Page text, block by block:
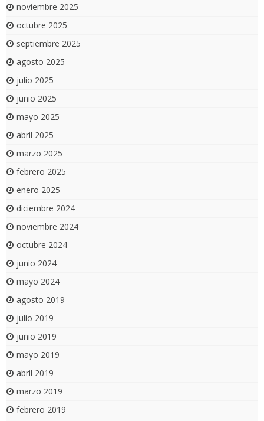
noviembre 2025
octubre 2025
septiembre 2025
agosto 2025
julio 2025
junio 2025
mayo 2025
abril 2025
marzo 2025
febrero 2025
enero 2025
diciembre 2024
noviembre 2024
octubre 2024
junio 2024
mayo 2024
agosto 2019
julio 2019
junio 2019
mayo 2019
abril 2019
marzo 2019
febrero 2019